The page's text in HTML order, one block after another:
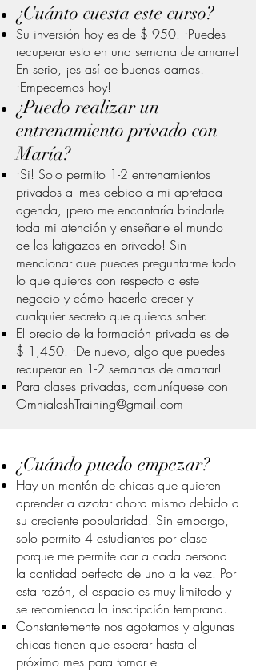
¿Cuánto cuesta este curso?
Su inversión hoy es de $ 950. ¡Puedes
recuperar esto en una semana de amarre!
En serio, ¡es así de buenas damas!
¡Empecemos hoy!
¿Puedo realizar un
entrenamiento privado con
María?
¡Si! Solo permito 1-2 entrenamientos
privados al mes debido a mi apretada
agenda, ¡pero me encantaría brindarle
toda mi atención y enseñarle el mundo
de los latigazos en privado! Sin
mencionar que puedes preguntarme todo
lo que quieras con respecto a este
negocio y cómo hacerlo crecer y
cualquier secreto que quieras saber.
El precio de la formación privada es de
$ 1,450. ¡De nuevo, algo que puedes
recuperar en 1-2 semanas de amarrar!
Para clases privadas, comuníquese con
OmnialashTraining@gmail.com
¿Cuándo puedo empezar?
Hay un montón de chicas que quieren
aprender a azotar ahora mismo debido a
su creciente popularidad. Sin embargo,
solo permito 4 estudiantes por clase
porque me permite dar a cada persona
la cantidad perfecta de uno a la vez. Por
esta razón, el espacio es muy limitado y
se recomienda la inscripción temprana.
Constantemente nos agotamos y algunas
chicas tienen que esperar hasta el
próximo mes para tomar el